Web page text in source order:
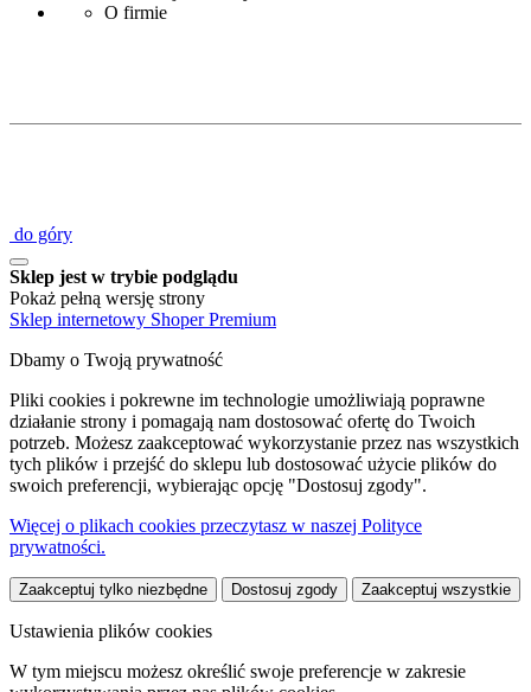
O firmie
do góry
Sklep jest w trybie podglądu
Pokaż pełną wersję strony
Sklep internetowy Shoper Premium
Dbamy o Twoją prywatność
Pliki cookies i pokrewne im technologie umożliwiają poprawne
działanie strony i pomagają nam dostosować ofertę do Twoich
potrzeb. Możesz zaakceptować wykorzystanie przez nas wszystkich
tych plików i przejść do sklepu lub dostosować użycie plików do
swoich preferencji, wybierając opcję "Dostosuj zgody".
Więcej o plikach cookies przeczytasz w naszej Polityce
prywatności.
Zaakceptuj tylko niezbędne Dostosuj zgody Zaakceptuj wszystkie
Ustawienia plików cookies
W tym miejscu możesz określić swoje preferencje w zakresie